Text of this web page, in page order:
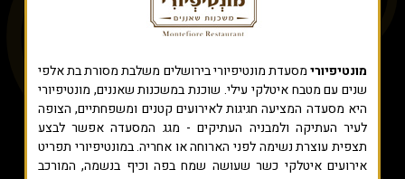
מונטיפיורימסעדת מונטיפיורי בירושלים משלבת מסורת בת אלפי
שנים עם מטבח איטלקי עילי. שוכנת במשכנות שאננים, מונטיפיורי
היא מסעדה המציעה חגיגות לאירועים קטנים ומשפחתיים, הצופה
לעיר העתיקה ולמבניה העתיקים - מגג המסעדה אפשר לבצע
תצפית עוצרת נשימה לפני הארוחה או אחריה. במונטיפיורי תפריט
אירועים איטלקי כשר שעושה שמח בפה וכיף בנשמה, המורכב